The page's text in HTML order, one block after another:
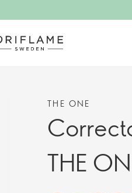
THE ONE
THE